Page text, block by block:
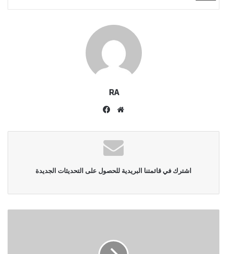
RA
موقع
اشترك في قائمتنا البريدية للحصول على التحديثات الجديدة